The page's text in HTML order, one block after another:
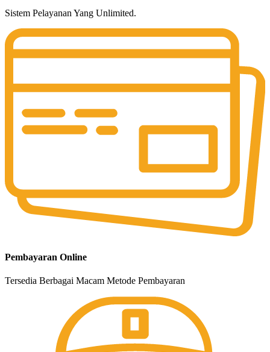
Sistem Pelayanan Yang Unlimited.
Pembayaran Online
Tersedia Berbagai Macam Metode Pembayaran